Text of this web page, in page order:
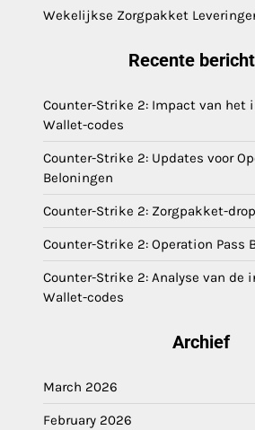
Wekelijkse Zorgpakket
Recente
Counter-Strike 2: Impact van het
Wallet-codes
Counter-Strike 2: Updates voor
Beloningen
Counter-Strike 2: Zorgpakket-
Counter-Strike 2: Operation Pass
Counter-Strike 2: Analyse van de
Wallet-codes
Archief
March 2026
February 2026